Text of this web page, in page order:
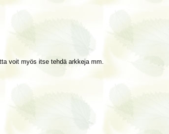
voit myös itse tehdä arkkeja mm.